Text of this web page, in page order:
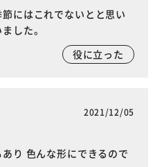
にはこれでないとと思い
した。
役に立った
2021/12/05
り 色んな形にできるので